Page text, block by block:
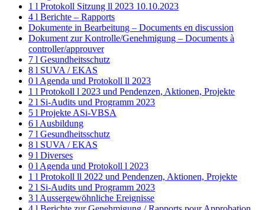
1 l Protokoll Sitzung ll 2023 10.10.2023
4 l Berichte – Rapports
Dokumente in Bearbeitung – Documents en discussion
Dokument zur Kontrolle/Genehmigung – Documents à
controller/approuver
7 l Gesundheitsschutz
8 l SUVA / EKAS
0 l Agenda und Protokoll ll 2023
1 l Protokoll l 2023 und Pendenzen, Aktionen, Projekte
2 l Si-Audits und Programm 2023
5 l Projekte ASi-VBSA
6 l Ausbildung
7 l Gesundheitsschutz
8 l SUVA / EKAS
9 l Diverses
0 l Agenda und Protokoll l 2023
1 l Protokoll ll 2022 und Pendenzen, Aktionen, Projekte
2 l Si-Audits und Programm 2023
3 l Aussergewöhnliche Ereignisse